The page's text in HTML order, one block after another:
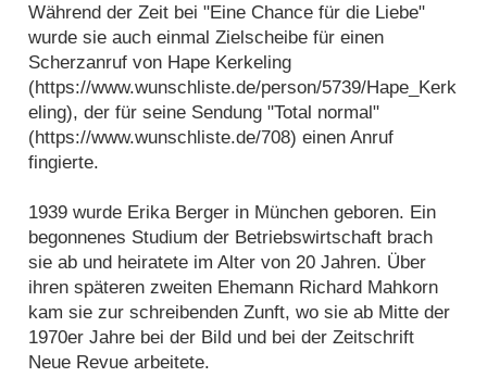
Während der Zeit bei "Eine Chance für die Liebe"
wurde sie auch einmal Zielscheibe für einen
Scherzanruf von Hape Kerkeling
(https://www.wunschliste.de/person/5739/Hape_Kerk
eling), der für seine Sendung "Total normal"
(https://www.wunschliste.de/708) einen Anruf
fingierte.
1939 wurde Erika Berger in München geboren. Ein
begonnenes Studium der Betriebswirtschaft brach
sie ab und heiratete im Alter von 20 Jahren. Über
ihren späteren zweiten Ehemann Richard Mahkorn
kam sie zur schreibenden Zunft, wo sie ab Mitte der
1970er Jahre bei der Bild und bei der Zeitschrift
Neue Revue arbeitete.